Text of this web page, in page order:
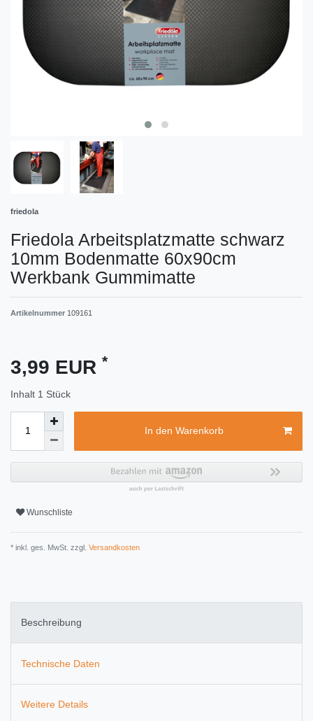
friedola
Friedola Arbeitsplatzmatte schwarz
10mm Bodenmatte 60x90cm
Werkbank Gummimatte
Artikelnummer 109161
3,99 EUR *
Inhalt 1 Stück
In den Warenkorb
Wunschliste
* inkl. ges. MwSt. zzgl. Versandkosten
Beschreibung
Technische Daten
Weitere Details